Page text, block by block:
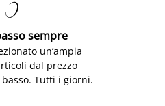

sempre
un’ampia
dal prezzo
Tutti i giorni.